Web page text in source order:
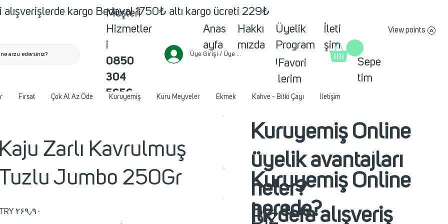
kargo Bedava! 1750₺ altı kargo ücreti 229₺
Anas
ayfa
Hakkı
mızda
Üyelik
Program
ı
İleti
şim
arzu edersiniz?
Müşteri
Hizmetler
i
0850
304
5656
Üye Girişi / Üye ol
View points
Favori
lerim
Sepe
tim
Fırsat Çok Al Az Öde Kuruyemiş Kuru Meyveler Ekmek Kahve - Bitki Çayı İletişim
Zarlı Kavrulmuş
Jumbo 250Gr
TRY ۲۶۹٫۹۰
Kuruyemiş Online
üyelik avantajları
neler?
Biz
Kuruyemiş Online
nerede?
İlk defa alışveriş